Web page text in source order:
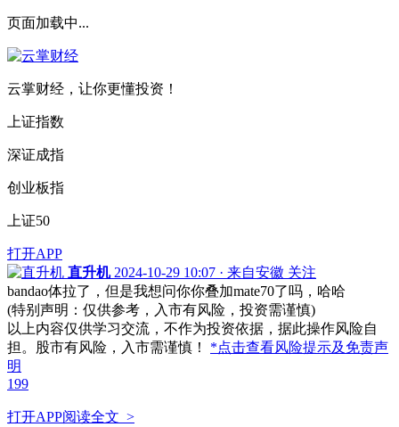
页面加载中...
云掌财经，让你更懂投资！
上证指数
深证成指
创业板指
上证50
打开APP
直升机 2024-10-29 10:07 · 来自安徽 关注
bandao体拉了，但是我想问你你叠加mate70了吗，哈哈
(特别声明：仅供参考，入市有风险，投资需谨慎)
以上内容仅供学习交流，不作为投资依据，据此操作风险自
担。股市有风险，入市需谨慎！ *点击查看风险提示及免责声
明
199
打开APP阅读全文 >